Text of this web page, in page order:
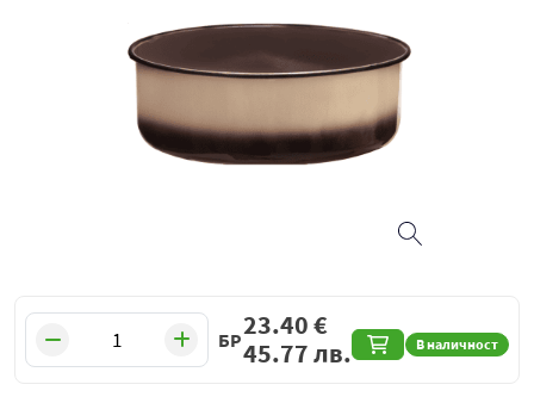
БР В наличност
23.40€
45.77лв.